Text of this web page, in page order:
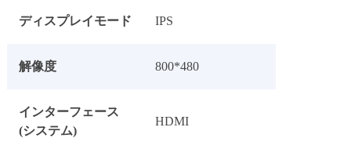
ディスプレイモード IPS
解像度 800*480
インターフェース
(システム)
HDMI